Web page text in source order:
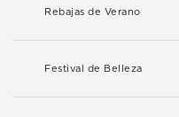
Rebajas de Verano
Festival de Belleza